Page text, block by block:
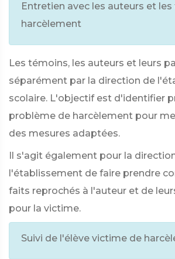
Entretien avec les auteurs et
harcèlement
Les témoins, les auteurs et leurs
séparément par la direction de
scolaire. L'objectif est d'identifier
problème de harcèlement pour
des mesures adaptées.
Il s'agit également pour la
l'établissement de faire prendre
faits reprochés à l'auteur et de
pour la victime.
Suivi de l'élève victime de